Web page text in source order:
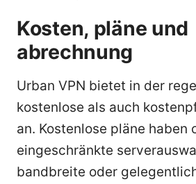
Kosten, pläne und
abrechnung
Urban VPN bietet in der
kostenlose als auch
an. Kostenlose pläne haben
eingeschränkte
bandbreite oder